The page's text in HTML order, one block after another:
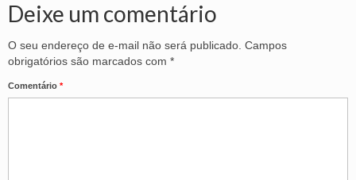
Deixe um comentário
O seu endereço de e-mail não será publicado. Campos
obrigatórios são marcados com *
Comentário *